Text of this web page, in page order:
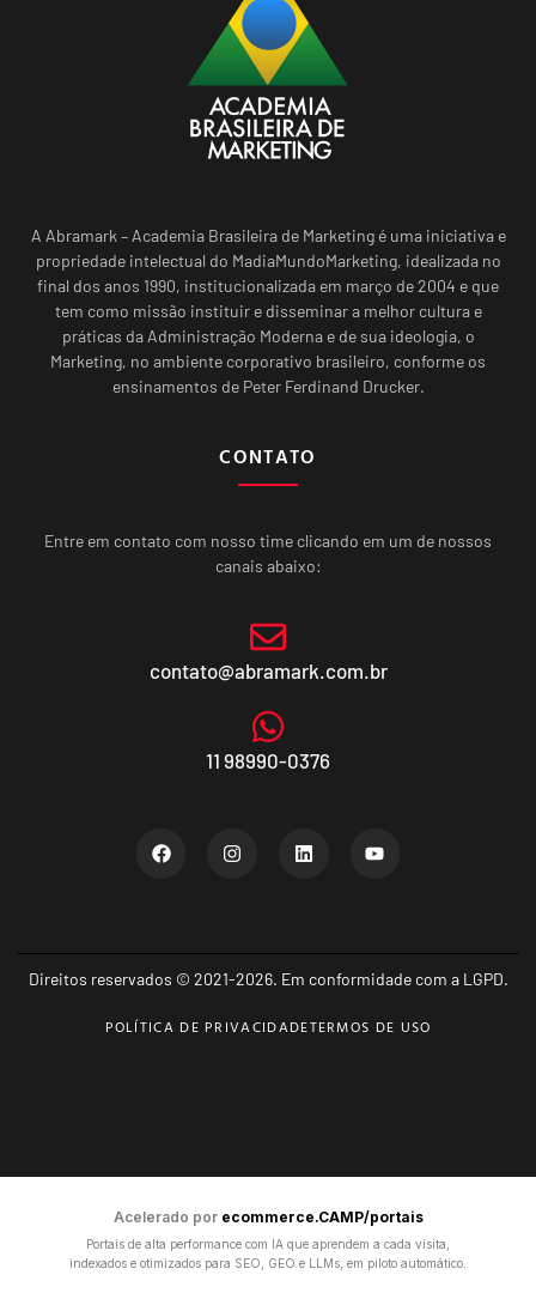
A Abramark – Academia Brasileira de Marketing é uma iniciativa e
propriedade intelectual do MadiaMundoMarketing, idealizada no
final dos anos 1990, institucionalizada em março de 2004 e que
tem como missão instituir e disseminar a melhor cultura e
práticas da Administração Moderna e de sua ideologia, o
Marketing, no ambiente corporativo brasileiro, conforme os
ensinamentos de Peter Ferdinand Drucker.
CONTATO
Entre em contato com nosso time clicando em um de nossos
canais abaixo:
contato@abramark.com.br
11 98990-0376
Direitos reservados © 2021-2026. Em conformidade com a LGPD.
POLÍTICA DE PRIVACIDADETERMOS DE USO
Acelerado por ecommerce.CAMP/portais
Portais de alta performance com IA que aprendem a cada visita,
indexados e otimizados para SEO, GEO e LLMs, em piloto automático.